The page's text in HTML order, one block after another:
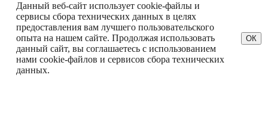
Данный веб-сайт использует cookie-файлы и
сервисы сбора технических данных в целях
предоставления вам лучшего пользовательского
опыта на нашем сайте. Продолжая использовать
данный сайт, вы соглашаетесь с использованием
нами cookie-файлов и сервисов сбора технических
данных.
ОК